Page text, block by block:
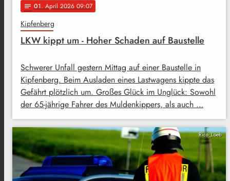
notes 01. April 2026 09:07
Kipfenberg
LKW kippt um - Hoher Schaden auf Baustelle
Schwerer Unfall gestern Mittag auf einer Baustelle in
Kipfenberg. Beim Ausladen eines Lastwagens kippte das
Gefährt plötzlich um. Großes Glück im Unglück: Sowohl
der 65-jährige Fahrer des Muldenkippers, als auch …
Rico_Loeb